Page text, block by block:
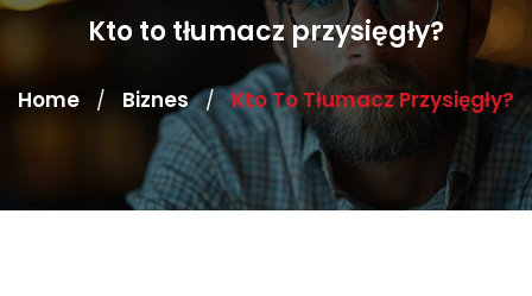
Kto to tłumacz przysięgły?
Home / Biznes / Kto To Tłumacz Przysięgły?